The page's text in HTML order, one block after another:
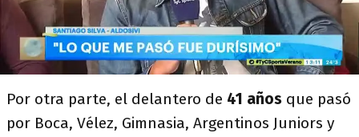
Por otra parte, el delantero de 41 años que pasó
por Boca, Vélez, Gimnasia, Argentinos Juniors y